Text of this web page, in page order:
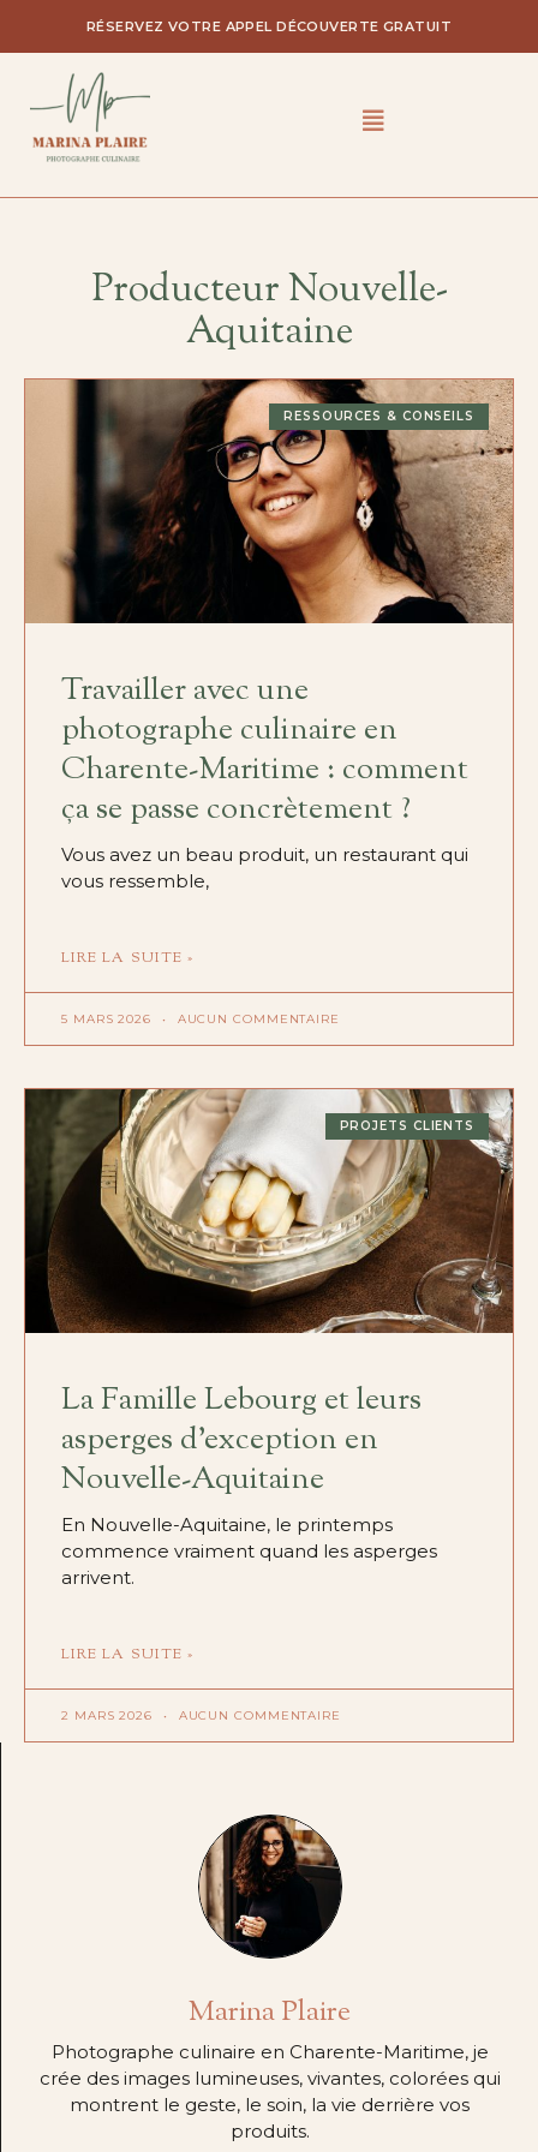
RÉSERVEZ VOTRE APPEL DÉCOUVERTE GRATUIT
Producteur Nouvelle-
Aquitaine
RESSOURCES & CONSEILS
Travailler avec une
photographe culinaire en
Charente-Maritime : comment
ça se passe concrètement ?
Vous avez un beau produit, un restaurant qui
vous ressemble,
LIRE LA SUITE »
5 MARS 2026 AUCUN COMMENTAIRE
PROJETS CLIENTS
La Famille Lebourg et leurs
asperges d’exception en
Nouvelle-Aquitaine
En Nouvelle-Aquitaine, le printemps
commence vraiment quand les asperges
arrivent.
LIRE LA SUITE »
2 MARS 2026 AUCUN COMMENTAIRE
Marina Plaire
Photographe culinaire en Charente-Maritime, je
crée des images lumineuses, vivantes, colorées qui
montrent le geste, le soin, la vie derrière vos
produits.